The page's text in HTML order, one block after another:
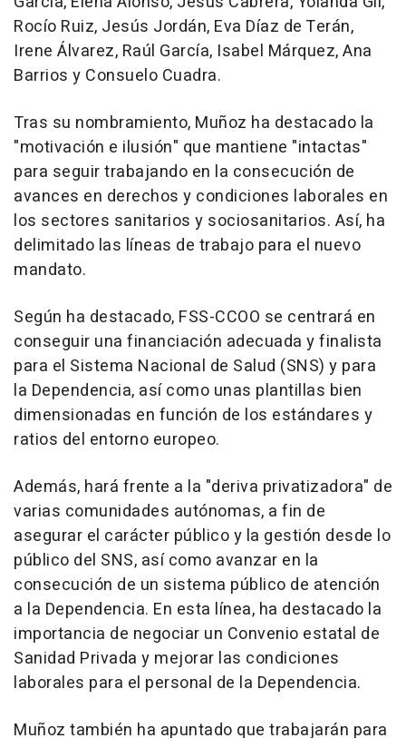
Rocío Ruiz, Jesús Jordán, Eva Díaz de Terán,
Irene Álvarez, Raúl García, Isabel Márquez, Ana
Barrios y Consuelo Cuadra.
Tras su nombramiento, Muñoz ha destacado la
"motivación e ilusión" que mantiene "intactas"
para seguir trabajando en la consecución de
avances en derechos y condiciones laborales en
los sectores sanitarios y sociosanitarios. Así, ha
delimitado las líneas de trabajo para el nuevo
mandato.
Según ha destacado, FSS-CCOO se centrará en
conseguir una financiación adecuada y finalista
para el Sistema Nacional de Salud (SNS) y para
la Dependencia, así como unas plantillas bien
dimensionadas en función de los estándares y
ratios del entorno europeo.
Además, hará frente a la "deriva privatizadora" de
varias comunidades autónomas, a fin de
asegurar el carácter público y la gestión desde lo
público del SNS, así como avanzar en la
consecución de un sistema público de atención
a la Dependencia. En esta línea, ha destacado la
importancia de negociar un Convenio estatal de
Sanidad Privada y mejorar las condiciones
laborales para el personal de la Dependencia.
Muñoz también ha apuntado que trabajarán para